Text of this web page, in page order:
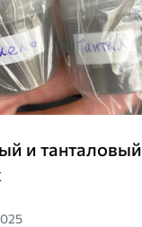
и танталовый